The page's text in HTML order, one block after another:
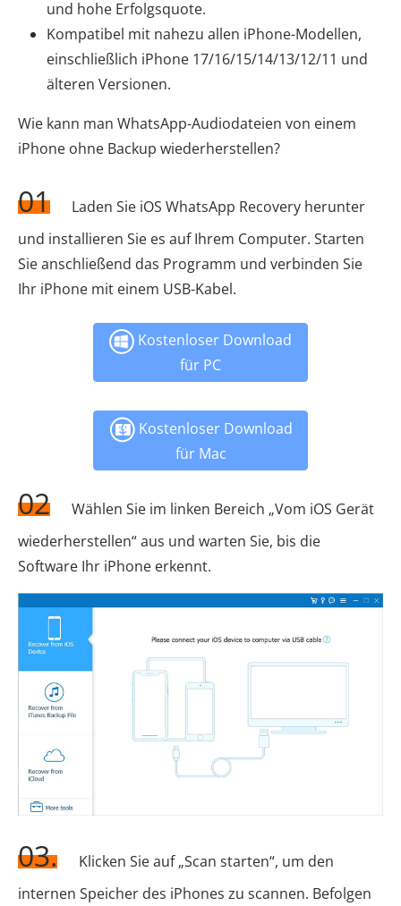
und hohe Erfolgsquote.
Kompatibel mit nahezu allen iPhone-Modellen,
einschließlich iPhone 17/16/15/14/13/12/11 und
älteren Versionen.
Wie kann man WhatsApp-Audiodateien von einem
iPhone ohne Backup wiederherstellen?
01
Laden Sie iOS WhatsApp Recovery herunter
und installieren Sie es auf Ihrem Computer. Starten
Sie anschließend das Programm und verbinden Sie
Ihr iPhone mit einem USB-Kabel.
Kostenloser Download
für PC
Kostenloser Download
für Mac
02
Wählen Sie im linken Bereich „Vom iOS Gerät
wiederherstellen“ aus und warten Sie, bis die
Software Ihr iPhone erkennt.
03.
Klicken Sie auf „Scan starten“, um den
internen Speicher des iPhones zu scannen. Befolgen